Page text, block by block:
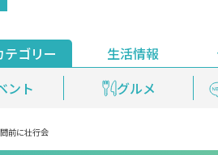
テゴリー
ント グルメ
生活情報
安全安心情報 天気
ライブ配信
見逃し
前に壮行会